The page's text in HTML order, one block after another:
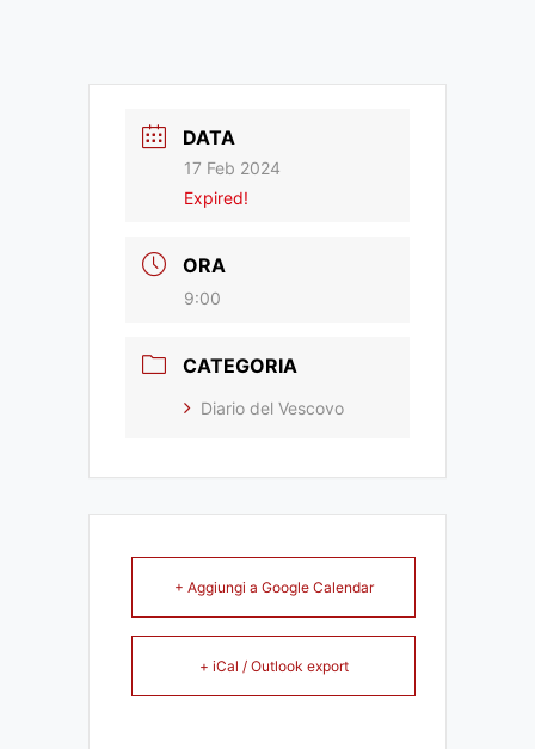
DATA
17 Feb 2024
Expired!
ORA
9:00
CATEGORIA
Diario del Vescovo
+ Aggiungi a Google Calendar
+ iCal / Outlook export